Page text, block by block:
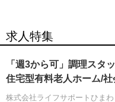
求人特集
「週3から可」調理スタ
住宅型有料老人ホーム/
株式会社ライフサポートひま